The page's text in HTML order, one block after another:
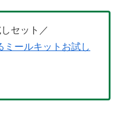
セット／
ールキットお試し